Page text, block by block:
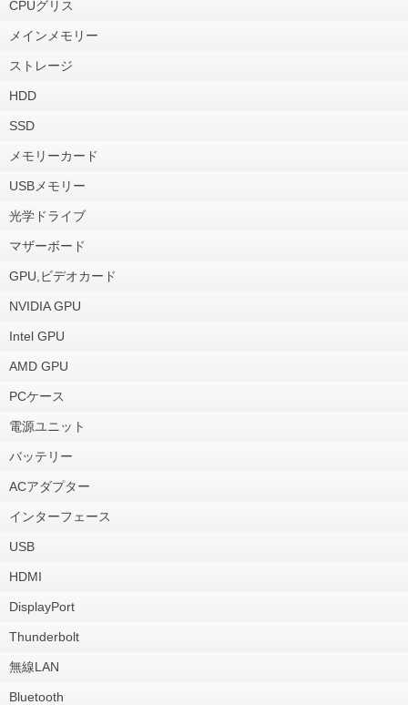
CPUグリス
メインメモリー
ストレージ
HDD
SSD
メモリーカード
USBメモリー
光学ドライブ
マザーボード
GPU,ビデオカード
NVIDIA GPU
Intel GPU
AMD GPU
PCケース
電源ユニット
バッテリー
ACアダプター
インターフェース
USB
HDMI
DisplayPort
Thunderbolt
無線LAN
Bluetooth